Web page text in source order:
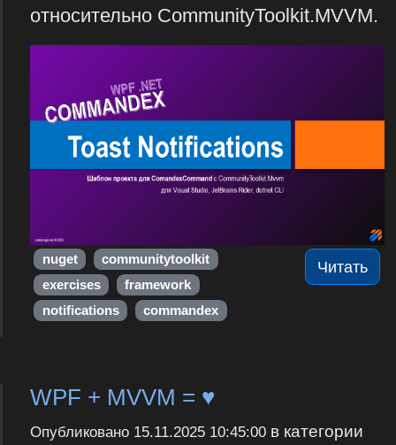
относительно CommunityToolkit.MVVM.
Читать
nuget
communitytoolkit
exercises
framework
notifications
commandex
WPF + MVVM = ♥
Опубликовано 15.11.2025 10:45:00в категории